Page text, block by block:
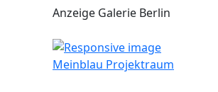
Anzeige Galerie Berlin
Meinblau Projektraum